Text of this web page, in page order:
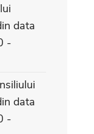
data
-
data
-